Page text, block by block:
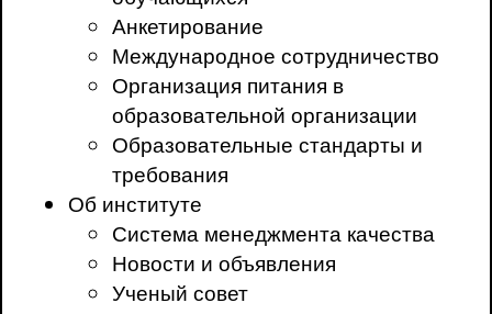
Анкетирование
Международное сотрудничество
Организация питания в
образовательной организации
Образовательные стандарты и
требования
Об институте
Система менеджмента качества
Новости и объявления
Ученый совет